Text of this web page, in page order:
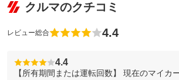
クルマのクチコミ
レビュー総合 4.4
4.4
【所有期間または運転回数】 現在のマイカ